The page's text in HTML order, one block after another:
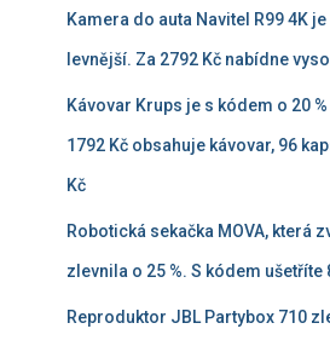
Kamera do auta Navitel R99 4K
levnější. Za 2792 Kč nabídne
Kávovar Krups je s kódem o 20
1792 Kč obsahuje kávovar, 96
Kč
Robotická sekačka MOVA, která
zlevnila o 25 %. S kódem ušetříte
Reproduktor JBL Partybox 710